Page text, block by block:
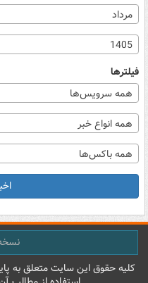
مرداد
1405
فیلترها
همه سرویس‌ها
همه انواع خبر
همه باکس‌ها
کليه حقوق اين سايت متعلق به